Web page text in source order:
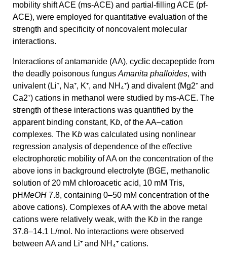
mobility shift ACE (ms-ACE) and partial-filling ACE (pf-
ACE), were employed for quantitative evaluation of the
strength and specificity of noncovalent molecular
interactions.
Interactions of antamanide (AA), cyclic decapeptide from
the deadly poisonous fungus Amanita phalloides, with
univalent (Li⁺, Na⁺, K⁺, and NH₄⁺) and divalent (Mg2⁺ and
Ca2⁺) cations in methanol were studied by ms-ACE. The
strength of these interactions was quantified by the
apparent binding constant, Kb, of the AA–cation
complexes. The Kb was calculated using nonlinear
regression analysis of dependence of the effective
electrophoretic mobility of AA on the concentration of the
above ions in background electrolyte (BGE, methanolic
solution of 20 mM chloroacetic acid, 10 mM Tris,
pHMeOH 7.8, containing 0–50 mM concentration of the
above cations). Complexes of AA with the above metal
cations were relatively weak, with the Kb in the range
37.8–14.1 L/mol. No interactions were observed
between AA and Li⁺ and NH₄⁺ cations.